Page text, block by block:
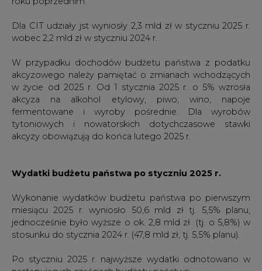
akcyzowego należy pamiętać o zmianach wchodzących
w życie od 2025 r. Od 1 stycznia 2025 r. o 5% wzrosła
fermentowane i wyroby pośrednie. Dla wyrobów
tytoniowych i nowatorskich dotychczasowe stawki
akcyzy obowiązują do końca lutego 2025 r.
Wydatki budżetu państwa po styczniu 2025 r.
jednocześnie było wyższe o ok. 2,8 mld zł (tj. o 5,8%) w
Po styczniu 2025 r. najwyższe wydatki odnotowano w
następujących częściach budżetu państwa:
mld złtj. 5,1% planu,